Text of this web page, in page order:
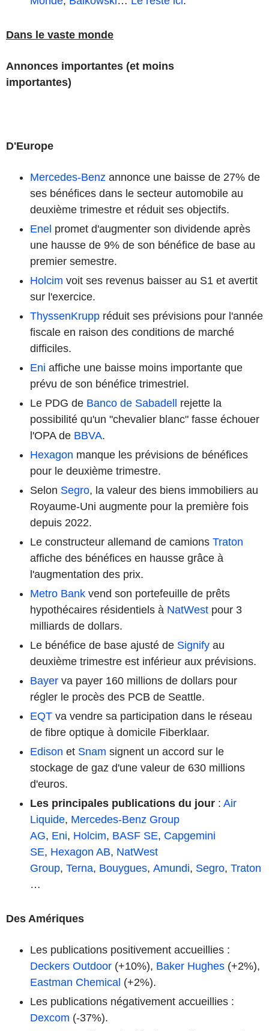
Dans le vaste monde
Annonces importantes (et moins
importantes)
D'Europe
Mercedes-Benz annonce une baisse de 27% de
ses bénéfices dans le secteur automobile au
deuxième trimestre et réduit ses objectifs.
Enel promet d'augmenter son dividende après
une hausse de 9% de son bénéfice de base au
premier semestre.
Holcim voit ses revenus baisser au S1 et avertit
sur l'exercice.
ThyssenKrupp réduit ses prévisions pour l'année
fiscale en raison des conditions de marché
difficiles.
Eni affiche une baisse moins importante que
prévu de son bénéfice trimestriel.
Le PDG de Banco de Sabadell rejette la
possibilité qu'un "chevalier blanc" fasse échouer
l'OPA de BBVA.
Hexagon manque les prévisions de bénéfices
pour le deuxième trimestre.
Selon Segro, la valeur des biens immobiliers au
Royaume-Uni augmente pour la première fois
depuis 2022.
Le constructeur allemand de camions Traton
affiche des bénéfices en hausse grâce à
l'augmentation des prix.
Metro Bank vend son portefeuille de prêts
hypothécaires résidentiels à NatWest pour 3
milliards de dollars.
Le bénéfice de base ajusté de Signify au
deuxième trimestre est inférieur aux prévisions.
Bayer va payer 160 millions de dollars pour
régler le procès des PCB de Seattle.
EQT va vendre sa participation dans le réseau
de fibre optique à domicile Fiberklaar.
Edison et Snam signent un accord sur le
stockage de gaz d'une valeur de 630 millions
d'euros.
Les principales publications du jour : Air
Liquide, Mercedes-Benz Group
AG, Eni, Holcim, BASF SE, Capgemini
SE, Hexagon AB, NatWest
Group, Terna, Bouygues, Amundi, Segro, Traton
…
Des Amériques
Les publications positivement accueillies :
Deckers Outdoor (+10%), Baker Hughes (+2%),
Eastman Chemical (+2%).
Les publications négativement accueillies :
Dexcom (-37%).